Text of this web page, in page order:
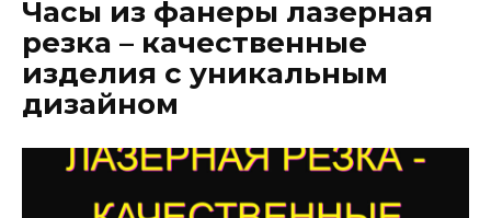
Часы из фанеры лазерная
резка – качественные
изделия с уникальным
дизайном